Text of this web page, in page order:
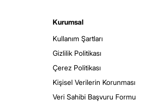
Kurumsal
Kullanım Şartları
Gizlilik Politikası
Çerez Politikası
Kişisel Verilerin Korunması
Veri Sahibi Başvuru Formu